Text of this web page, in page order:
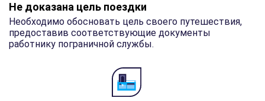
Не доказана цель поездки
Необходимо обосновать цель своего путешествия,
предоставив соответствующие документы
работнику пограничной службы.